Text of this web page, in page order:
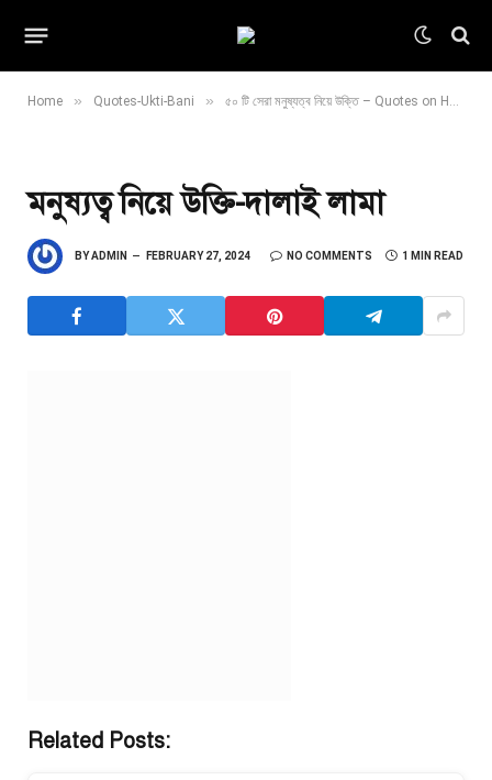
Home » Quotes-Ukti-Bani » ৫০ টি সেরা মনুষ্যত্ব নিয়ে উক্তি – Quotes on Humanity
মনুষ্যত্ব নিয়ে উক্তি-দালাই লামা
BYADMIN FEBRUARY 27, 2024 NO COMMENTS 1 MIN READ
Related Posts: